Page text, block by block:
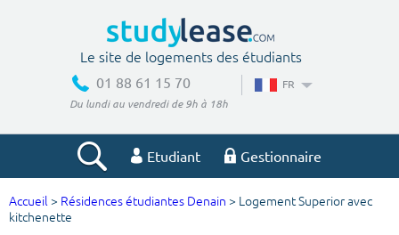
Le site de logements des étudiants
01 88 61 15 70
Du lundi au vendredi de 9h à 18h
FR
Etudiant Gestionnaire
Votre recherche
Accueil > Résidences étudiantes Denain > Logement Superior avec
kitchenette